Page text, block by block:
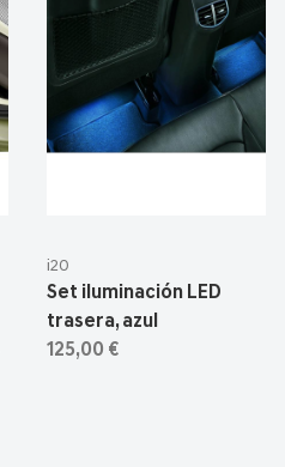
i20
Set iluminación LED
trasera, azul
125,00 €